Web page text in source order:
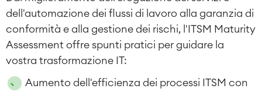
dell'automazione dei flussi di lavoro alla garanzia di
conformità e alla gestione dei rischi, l'ITSM Maturity
Assessment offre spunti pratici per guidare la
vostra trasformazione IT:
Aumento dell'efficienza dei processi ITSM con